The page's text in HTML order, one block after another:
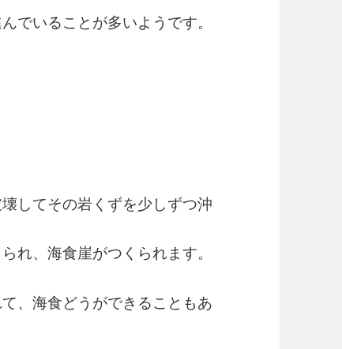
でいることが多いようです。
してその岩くずを少しずつ沖
れ、海食崖がつくられます。
、海食どうができることもあ